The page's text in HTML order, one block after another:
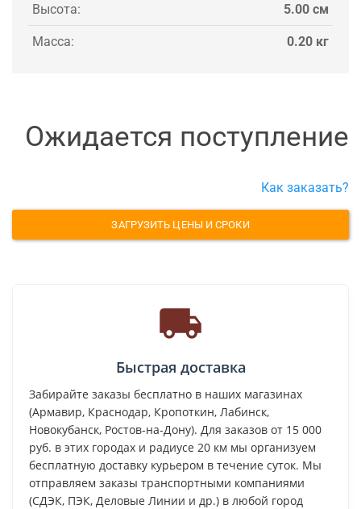
Высота: 5.00 см
Масса: 0.20 кг
Ожидается поступление
Как заказать?
ЗАГРУЗИТЬ ЦЕНЫ И СРОКИ
Быстрая доставка
Забирайте заказы бесплатно в наших магазинах
(Армавир, Краснодар, Кропоткин, Лабинск,
Новокубанск, Ростов-на-Дону). Для заказов от 15 000
руб. в этих городах и радиусе 20 км мы организуем
бесплатную доставку курьером в течение суток. Мы
отправляем заказы транспортными компаниями
(СДЭК, ПЭК, Деловые Линии и др.) в любой город